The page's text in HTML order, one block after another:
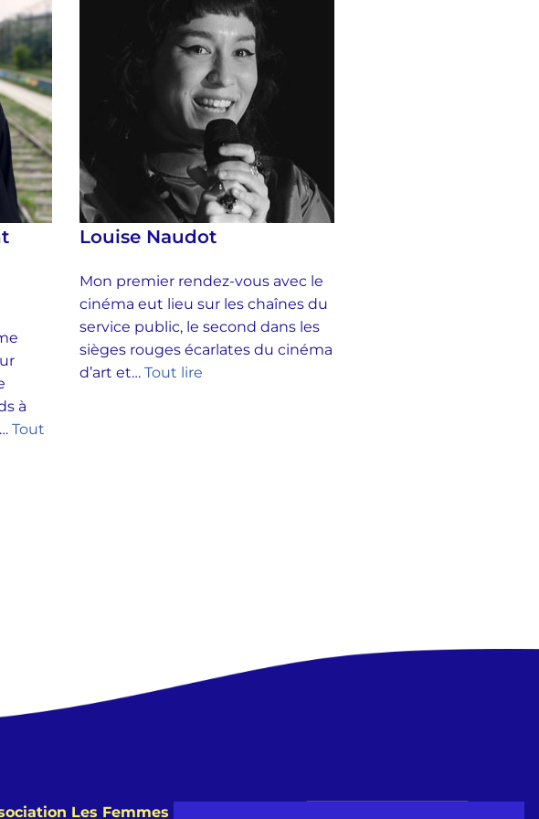
à
Tout
Louise Naudot
Mon premier rendez-vous avec le
cinéma eut lieu sur les chaînes du
service public, le second dans les
sièges rouges écarlates du cinéma
d’art et…Tout lire
Les Femmes